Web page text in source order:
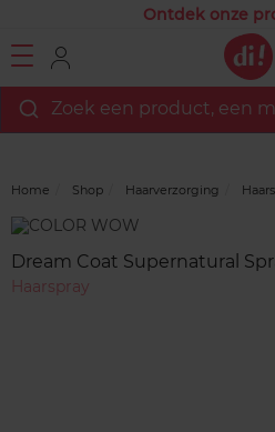
Ontdek onze
Zoek een product, een
Home Shop Haarverzorging
Merk
Dream Coat Supernatural
Haarspray